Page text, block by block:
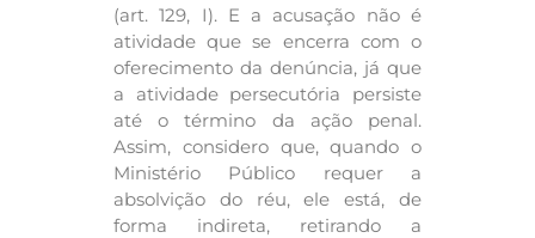
(art. 129, I). E a acusação não é
atividade que se encerra com o
oferecimento da denúncia, já que
a atividade persecutória persiste
até o término da ação penal.
Assim, considero que, quando o
Ministério Público requer a
absolvição do réu, ele está, de
forma indireta, retirando a